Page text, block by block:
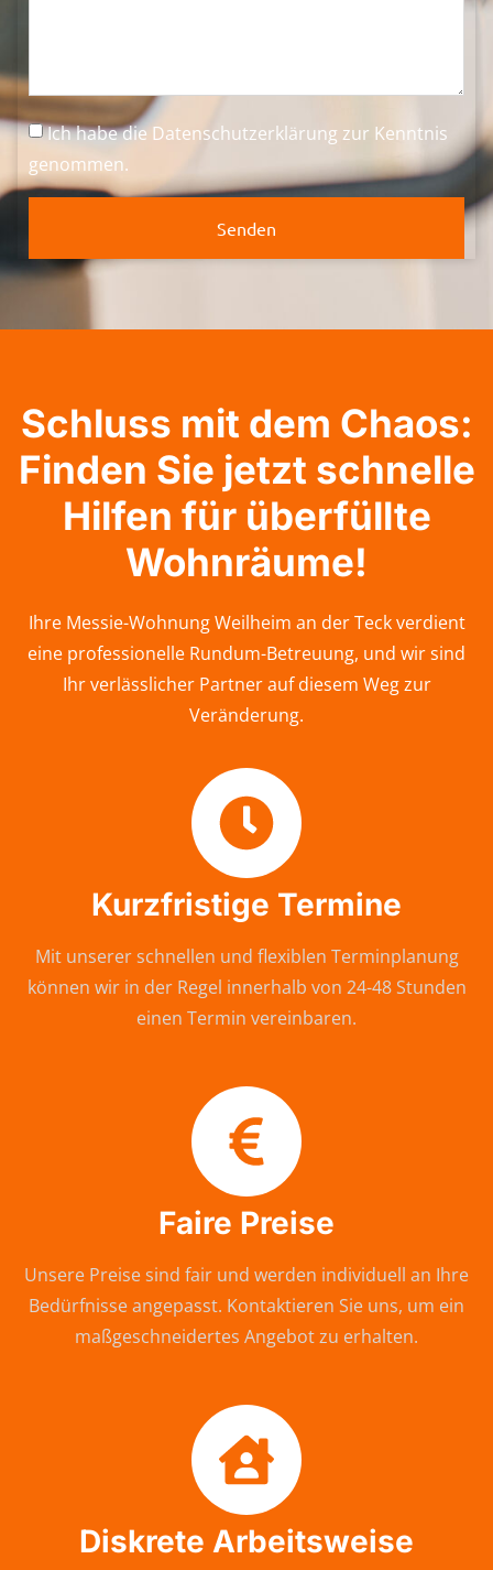
Ich habe dieDatenschutzerklärung zur Kenntnis
genommen.
Senden
Schluss mit dem Chaos:
Finden Sie jetzt schnelle
Hilfen für überfüllte
Wohnräume!
Ihre Messie-Wohnung Weilheim an der Teck verdient
eine professionelle Rundum-Betreuung, und wir sind
Ihr verlässlicher Partner auf diesem Weg zur
Veränderung.
Kurzfristige Termine
Mit unserer schnellen und flexiblen Terminplanung
können wir in der Regel innerhalb von 24-48 Stunden
einen Termin vereinbaren.
Faire Preise
Unsere Preise sind fair und werden individuell an Ihre
Bedürfnisse angepasst. Kontaktieren Sie uns, um ein
maßgeschneidertes Angebot zu erhalten.
Diskrete Arbeitsweise